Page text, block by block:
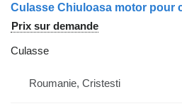
Prix sur demande
Culasse
Roumanie, Cristesti